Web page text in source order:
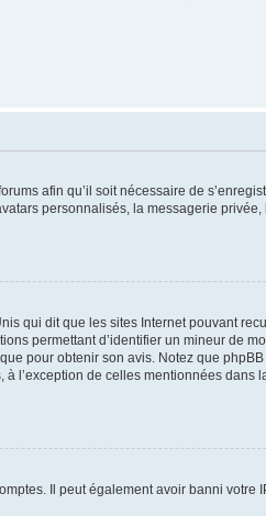
afin qu’il soit nécessaire de
personnalisés, la messagerie
qui dit que les sites Internet pouvant
permettant d’identifier un mineur de
pour obtenir son avis. Notez que
l’exception de celles mentionnées
Il peut également avoir banni